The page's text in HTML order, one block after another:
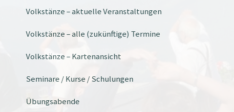
Volkstänze – aktuelle Veranstaltungen
Volkstänze – alle (zukünftige) Termine
Volkstänze – Kartenansicht
Seminare / Kurse / Schulungen
Übungsabende